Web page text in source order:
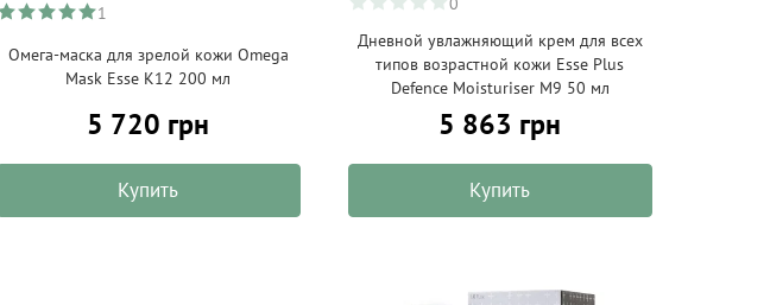
1
Омега-маска для зрелой кожи Omega
Mask Esse K12 200 мл
5 720 грн
Купить
Дневной увлажняющий крем для всех
типов возрастной кожи Esse Plus
Defence Moisturiser M9 50 мл
5 863 грн
Купить